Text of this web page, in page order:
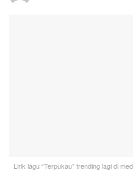
Lirik lagu “Terpukau” trending lagi di